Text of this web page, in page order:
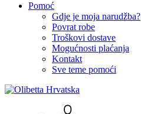
Pomoć
Gdje je moja narudžba?
Povrat robe
Troškovi dostave
Mogućnosti plaćanja
Kontakt
Sve teme pomoći